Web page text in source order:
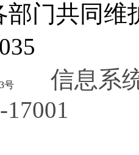
部门共同
号
信息系
17001